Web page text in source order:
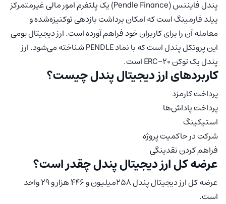
پندل فایننس (Pendle Finance) یک پلتفرم امور مالی غیرمتمرکز
ییلد فارمینگ است که امکان برداشت بازدهی توکنیزه‌شده و
معامله آن را برای کاربران خود فراهم آورده است. ارز دیجیتال بومی
این پروتکل پندل است که با نماد PENDLE شناخته می‌شود. ارز
پندل یک توکن ERC-20 است.
کاربردهای ارز دیجیتال پندل چیست؟
پرداخت کارمزد
پرداخت پاداش‌ها
استیکینگ
شرکت در حاکمیت پروژه
فراهم کردن نقدینگی
عرضه کل ارز دیجیتال پندل چقدر است؟
عرضه کل ارز دیجیتال پندل ۲۵۸میلیون و ۴۴۶ هزار و ۲۹ واحد
است.